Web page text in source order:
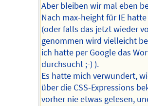
Aber bleiben wir mal eben
Nach max-height für IE
(oder falls das jetzt wieder
genommen wird vielleicht
ich hatte per Google das
durchsucht ;-) ).
Es hatte mich verwundert,
über die CSS-Expressions
vorher nie etwas gelesen,